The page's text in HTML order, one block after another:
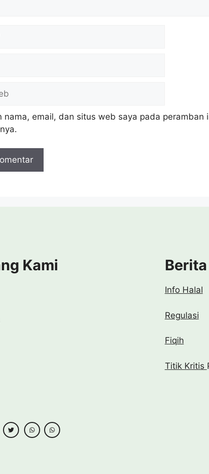
nama, email, dan situs web saya pada peramban
Kami Berita
Info Halal
Regulasi
Fiqih
Titik Kritis